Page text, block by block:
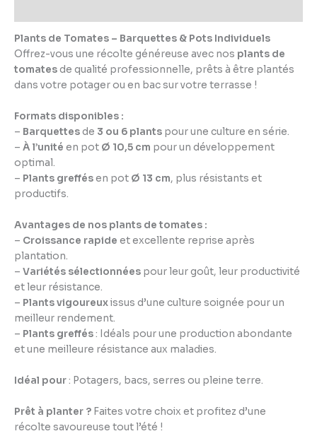
Plants de Tomates – Barquettes & Pots Individuels
Offrez-vous une récolte généreuse avec nos plants de
tomatesde qualité professionnelle, prêts à être plantés
dans votre potager ou en bac sur votre terrasse !
Formats disponibles :
– Barquettesde 3 ou 6 plants pour une culture en série.
– À l’unité en pot Ø 10,5 cm pour un développement
optimal.
– Plants greffésen pot Ø 13 cm, plus résistants et
productifs.
Avantages de nos plants de tomates :
– Croissance rapide et excellente reprise après
plantation.
– Variétés sélectionnées pour leur goût, leur productivité
et leur résistance.
– Plants vigoureuxissus d’une culture soignée pour un
meilleur rendement.
– Plants greffés: Idéals pour une production abondante
et une meilleure résistance aux maladies.
Idéal pour: Potagers, bacs, serres ou pleine terre.
Prêt à planter ? Faites votre choix et profitez d’une
récolte savoureuse tout l’été !